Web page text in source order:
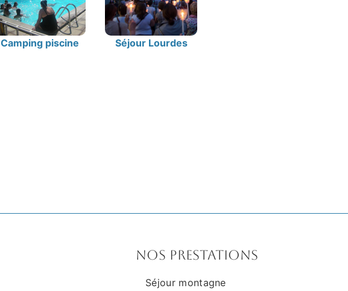
Camping piscine Séjour Lourdes
Nos prestations
Séjour montagne